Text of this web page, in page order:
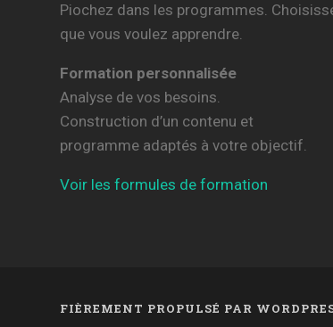
Piochez dans les programmes.
que vous voulez apprendre.
Formation personnalisée
Analyse de vos besoins.
Construction d’un contenu et
programme adaptés à votre objectif.
Voir les formules de formation
FIÈREMENT PROPULSÉ PAR